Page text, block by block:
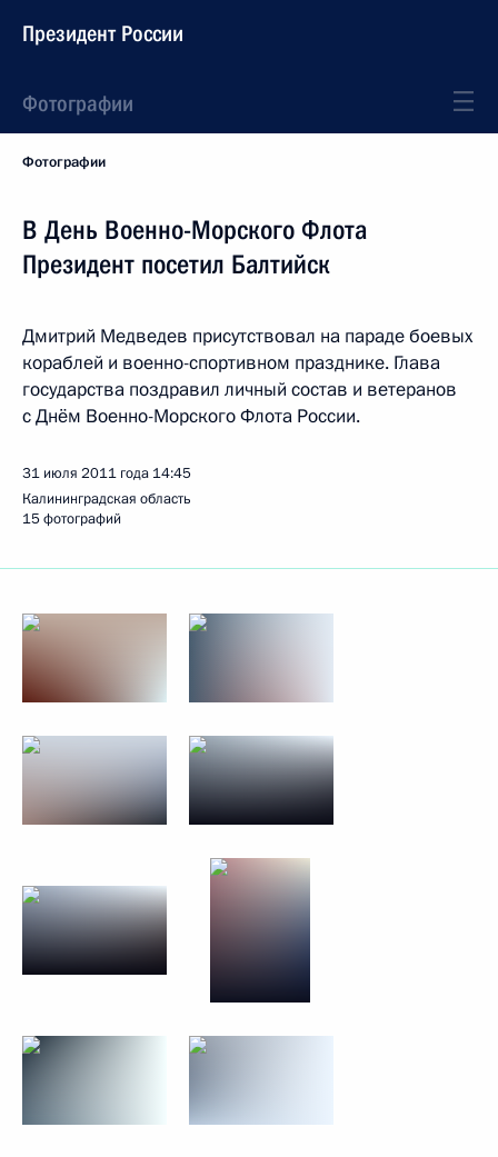
Президент России
Фотографии
Фотографии
В День Военно-Морского Флота
Президент посетил Балтийск
Дмитрий Медведев присутствовал на параде боевых
кораблей и военно-спортивном празднике. Глава
государства поздравил личный состав и ветеранов
с Днём Военно-Морского Флота России.
31 июля 2011 года 14:45
Калининградская область
15 фотографий